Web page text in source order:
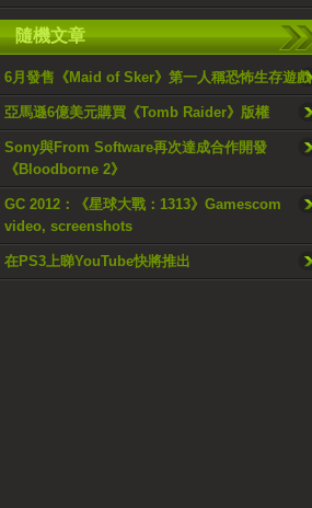
隨機文章
6月發售《Maid of Sker》第一人稱恐怖生存遊戲
亞馬遜6億美元購買《Tomb Raider》版權
Sony與From Software再次達成合作開發
《Bloodborne 2》
GC 2012：《星球大戰：1313》Gamescom
video, screenshots
在PS3上睇YouTube快將推出